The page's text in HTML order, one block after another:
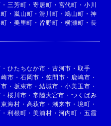
・ 三芳町 ・寄居町 ・ 宮代町 ・ 小川
・ 嵐山町 ・滑川町 ・鳩山町 ・ 神
・ 美里町 ・ 皆野町 ・横瀬町 ・ 長
・ひたちなか市 ・ 古河市 ・ 取手
市 ・ 石岡市 ・ 笠間市 ・ 鹿嶋市 ・
・ 坂東市 ・結城市 ・小美玉市 ・
・桜川市 ・常陸大宮市 ・つくばみ
東海村 ・ 高萩市 ・ 潮来市 ・ 境町 ・
・利根町 ・美浦村 ・ 河内町 ・ 五霞